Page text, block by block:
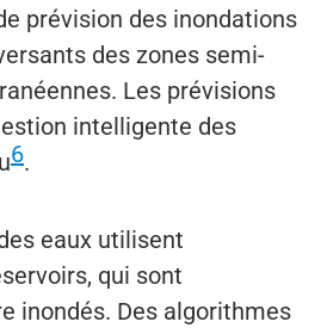
prévision des inondations
des zones semi-
Les prévisions
intelligente des
6.
eaux utilisent
qui sont
inondés. Des algorithmes